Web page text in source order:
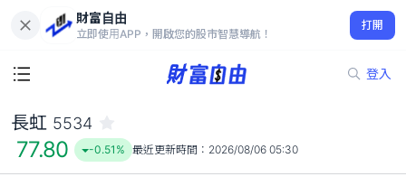
財富自由
立即使用APP，開啟您的股市智慧導航！
打開
登入
77.80
-0.51%
長虹 5534
77.80 -0.51% 最近更新時間： 2026/08/06 05:30